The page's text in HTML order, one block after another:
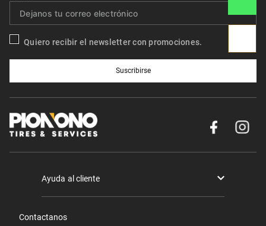
Quiero recibir el newsletter con promociones.
Suscribirse
Ayuda al cliente
Contactanos